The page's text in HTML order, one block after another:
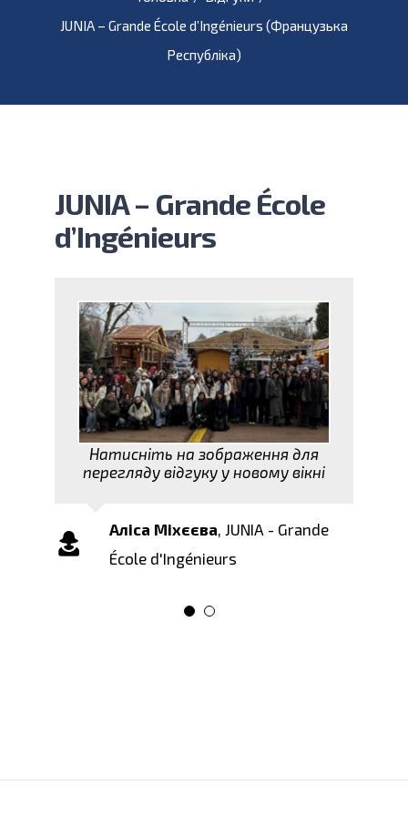
JUNIA – Grande École d’Ingénieurs (Французька
Республіка)
JUNIA – Grande École
d’Ingénieurs
Натисніть на зображення для
перегляду відгуку у новому вікні
Аліса Міхєєва, JUNIA - Grande
École d'Ingénieurs